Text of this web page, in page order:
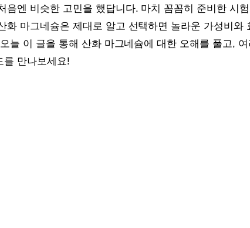
음엔 비슷한 고민을 했답니다. 마치 꼼꼼히 준비한 시
화 마그네슘은 제대로 알고 선택하면 놀라운 가성비와
늘 이 글을 통해 산화 마그네슘에 대한 오해를 풀고,
를 만나보세요!